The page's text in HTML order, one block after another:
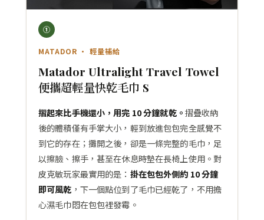
①
MATADOR · 輕量補給
Matador Ultralight Travel Towel
便攜超輕量快乾毛巾 S
摺起來比手機還小，用完 10 分鐘就乾。摺疊收納
後的體積僅有手掌大小，輕到放進包包完全感覺不
到它的存在；攤開之後，卻是一條完整的毛巾，足
以擦臉、擦手，甚至在休息時墊在長椅上使用。對
皮克敏玩家最實用的是： 掛在包包外側約 10 分鐘
即可風乾 ，下一個點位到了毛巾已經乾了，不用擔
心濕毛巾悶在包包裡發霉。